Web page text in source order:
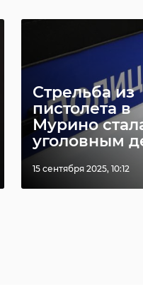
Стрельба из
пистолета в
Мурино
уголовным
15 сентября 2025, 10:12